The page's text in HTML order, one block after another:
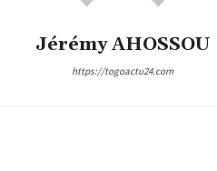
Jérémy AHOSSOU
https://togoactu24.com